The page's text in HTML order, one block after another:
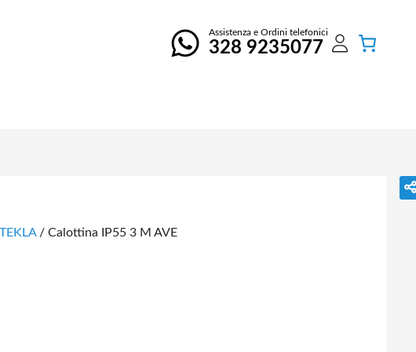
Assistenza e Ordini telefonici
328 9235077
/ Calottina IP55 3 M AVE